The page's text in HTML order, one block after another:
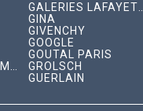
GINA
GIVENCHY
GOOGLE
GOUTAL PARIS
GROLSCH
GUERLAIN